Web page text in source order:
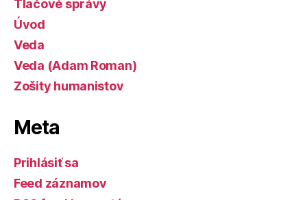
Tlačové správy
Úvod
Veda
Veda (Adam Roman)
Zošity humanistov
Meta
Prihlásiť sa
Feed záznamov